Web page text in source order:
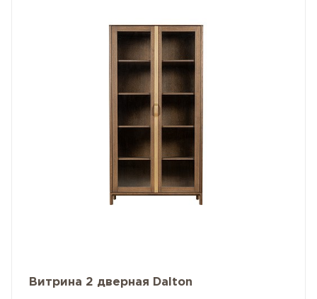
Витрина 2 дверная Dalton